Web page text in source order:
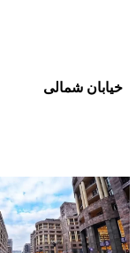
خیابان شمالی